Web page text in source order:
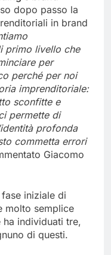
dopo passo la
in brand
primo livello che
per
perché per noi
imprenditoriale:
sconfitte e
permette di
profonda
commetta errori
Giacomo
iniziale di
molto semplice
individuati tre,
di questi.